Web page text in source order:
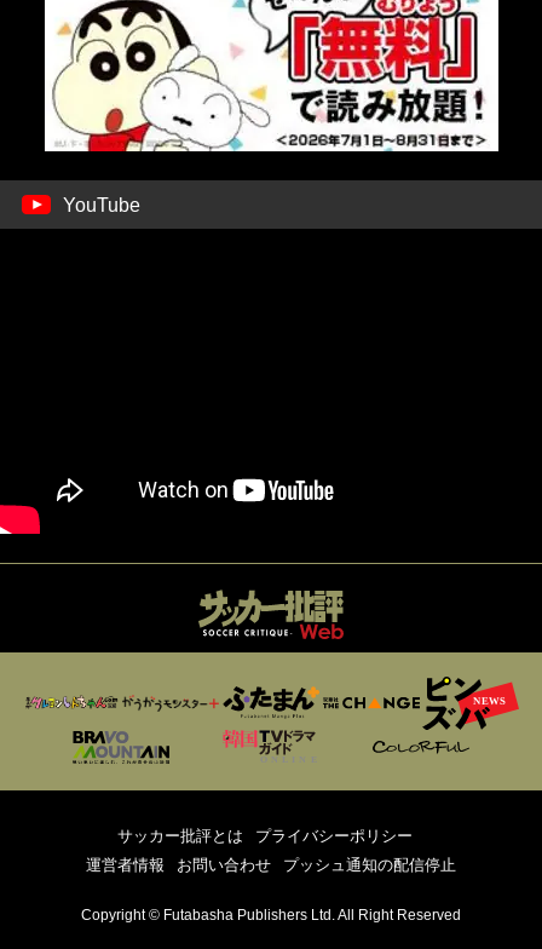
YouTube
サッカー批評とは
プライバシーポリシー
運営者情報
お問い合わせ プッシュ通知の配信停止
Copyright © Futabasha Publishers Ltd. All Right Reserved